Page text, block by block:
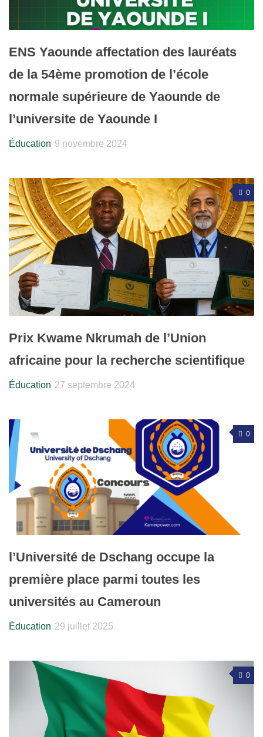
ENS Yaounde affectation des lauréats
de la 54ème promotion de l’école
normale supérieure de Yaounde de
l’universite de Yaounde I
Éducation 9 novembre 2024
0
Prix Kwame Nkrumah de l’Union
africaine pour la recherche scientifique
Éducation 27 septembre 2024
0
l’Université de Dschang occupe la
première place parmi toutes les
universités au Cameroun
Éducation 29 juillet 2025
0